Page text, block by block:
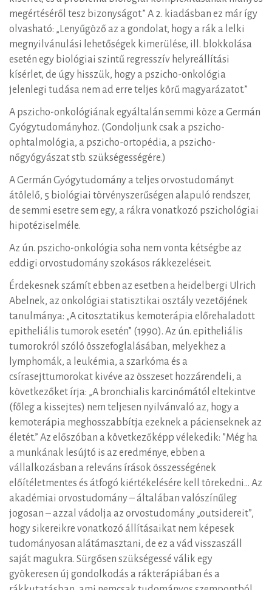
megértéséről tesz bizonyságot.” A 2. kiadásban ez már így
olvasható: „Lenyűgöző az a gondolat, hogy a rák a lelki
megnyilvánulási lehetőségek kimerülése, ill. blokkolása
esetén egy biológiai szintű regresszív helyreállítási
kísérlet, de úgy hisszük, hogy a pszicho-onkológia
jelenlegi tudása nem ad erre teljes körű magyarázatot.”
A pszicho-onkológiának egyáltalán semmi köze a Germán
Gyógytudományhoz. (Gondoljunk csak a pszicho-
ophtalmológia, a pszicho-ortopédia, a pszicho-
nőgyógyászat stb. szükségességére.)
A Germán Gyógytudomány a teljes orvostudományt
átölelő, 5 biológiai törvényszerűségen alapuló rendszer,
de semmi esetre sem egy, a rákra vonatkozó pszichológiai
hipotéziselméle.
Az ún. pszicho-onkológia soha nem vonta kétségbe az
eddigi orvostudomány szokásos rákkezeléseit.
Érdekesnek számít ebben az esetben a heidelbergi Ulrich
Abelnek, az onkológiai statisztikai osztály vezetőjének
tanulmánya: „A citosztatikus kemoterápia előrehaladott
epitheliális tumorok esetén” (1990). Az ún. epitheliális
tumorokról szóló összefoglalásában, melyekhez a
lymphomák, a leukémia, a szarkóma és a
csírasejttumorokat kivéve az összeset hozzárendeli, a
következőket írja: „A bronchialis karcinómától eltekintve
(főleg a kissejtes) nem teljesen nyilvánvaló az, hogy a
kemoterápia meghosszabbítja ezeknek a pácienseknek az
életét.” Az előszóban a következőképp vélekedik: ”Még ha
a munkának lesújtó is az eredménye, ebben a
vállalkozásban a releváns írások összességének
előítéletmentes és átfogó kiértékelésére kell törekedni… Az
akadémiai orvostudomány – általában valószínűleg
jogosan – azzal vádolja az orvostudomány „outsidereit”,
hogy sikereikre vonatkozó állításaikat nem képesek
tudományosan alátámasztani, de ez a vád visszaszáll
saját magukra. Sürgősen szükségessé válik egy
gyökeresen új gondolkodás a rákterápiában és a